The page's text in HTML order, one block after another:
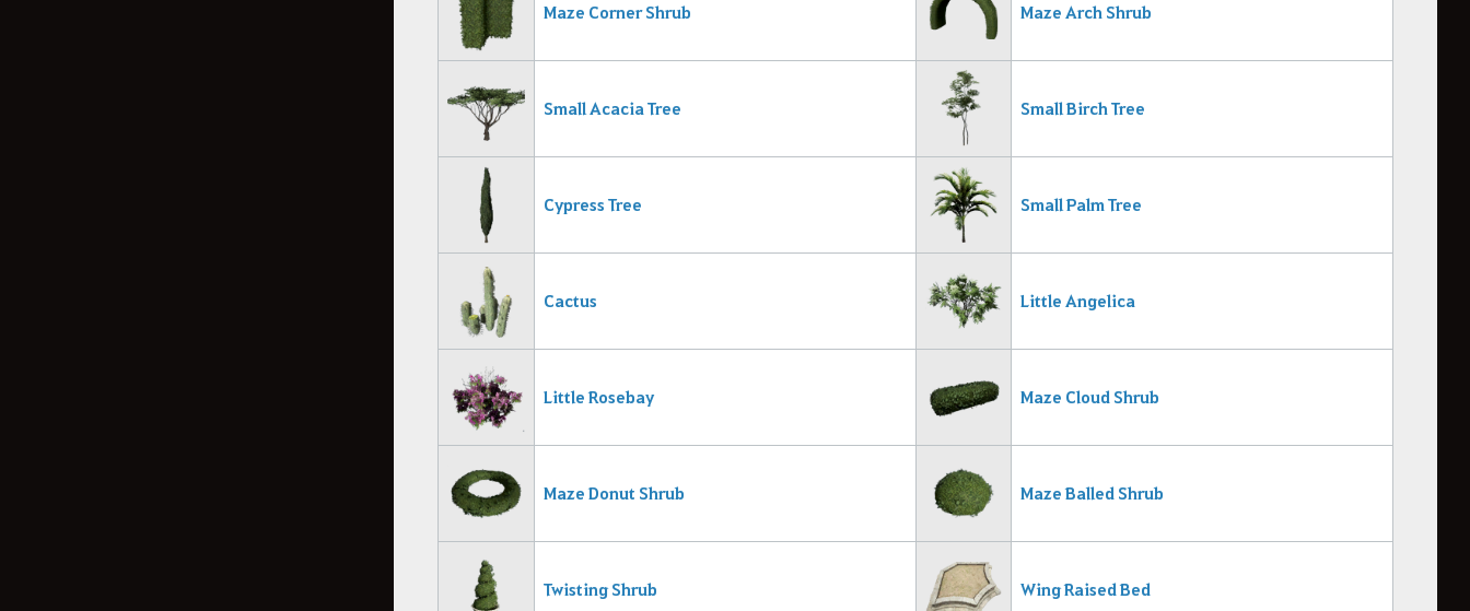
Maze Corner Shrub Maze Arch Shrub
Small Acacia Tree Small Birch Tree
Cypress Tree Small Palm Tree
Cactus Little Angelica
Little Rosebay Maze Cloud Shrub
Maze Donut Shrub Maze Balled Shrub
Twisting Shrub Wing Raised Bed